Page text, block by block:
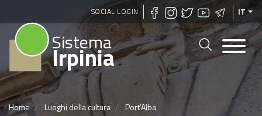
Salta
al
contenuto
principale
SOCIAL LOGIN IT
Sistema
Irpinia
Home Luoghi della cultura Port'Alba